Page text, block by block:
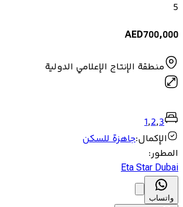
5
AED700,000
منطقة الإنتاج الإعلامي الدولية
1,2,3
الإكمال:جاهزة للسكن
المطور:
Eta Star Dubai
واتساب